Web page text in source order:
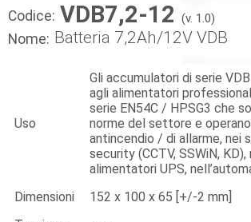
Codice: VDB7,2-12 (v. 1.0)
Nome: Batteria 7,2Ah/12V VDB
Uso
Gli accumulatori di serie
agli alimentatori
serie EN54C / HPSG3 che
norme del settore e
antincendio / di allarme, nei
security (CCTV, SSWiN, KD),
alimentatori UPS,
Dimensioni
152 x 100 x 65 [+/-2 mm]